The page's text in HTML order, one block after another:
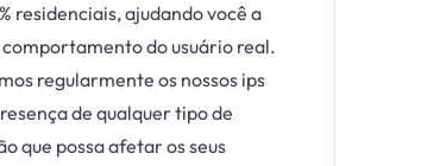
residenciais, ajudando você a
do usuário real.
regularmente os nossos ips
de qualquer tipo de
que possa afetar os seus